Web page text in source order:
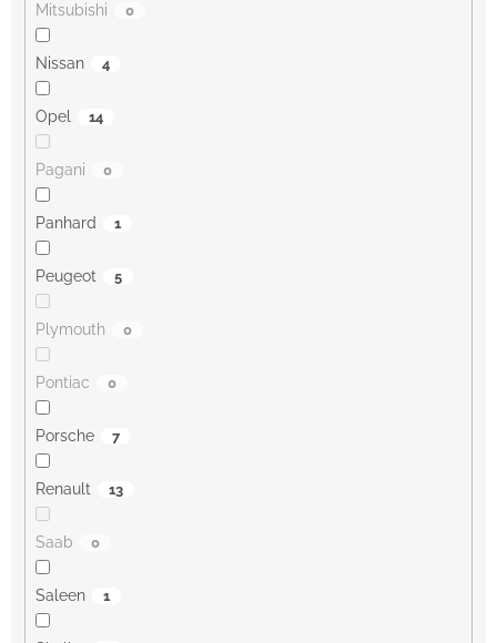
Mitsubishi 0
Nissan 4
Opel 14
Pagani 0
Panhard 1
Peugeot 5
Plymouth 0
Pontiac 0
Porsche 7
Renault 13
Saab 0
Saleen 1